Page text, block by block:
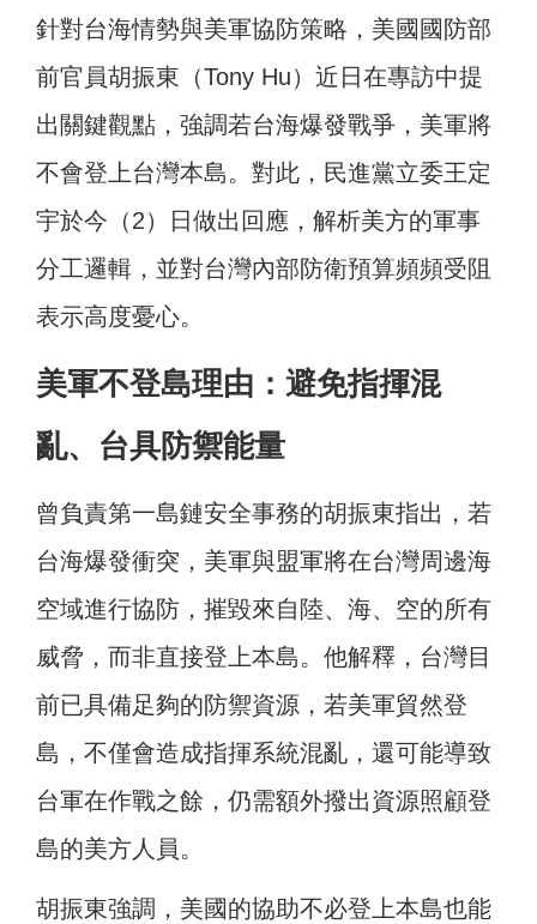
針對台海情勢與美軍協防策略，美國國防部
前官員胡振東（Tony Hu）近日在專訪中提
出關鍵觀點，強調若台海爆發戰爭，美軍將
不會登上台灣本島。對此，民進黨立委王定
宇於今（2）日做出回應，解析美方的軍事
分工邏輯，並對台灣內部防衛預算頻頻受阻
表示高度憂心。
美軍不登島理由：避免指揮混
亂、台具防禦能量
曾負責第一島鏈安全事務的胡振東指出，若
台海爆發衝突，美軍與盟軍將在台灣周邊海
空域進行協防，摧毀來自陸、海、空的所有
威脅，而非直接登上本島。他解釋，台灣目
前已具備足夠的防禦資源，若美軍貿然登
島，不僅會造成指揮系統混亂，還可能導致
台軍在作戰之餘，仍需額外撥出資源照顧登
島的美方人員。
胡振東強調，美國的協助不必登上本島也能